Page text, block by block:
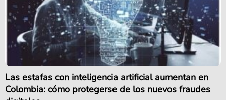
Las estafas con inteligencia artificial aumentan en
Colombia: cómo protegerse de los nuevos fraudes